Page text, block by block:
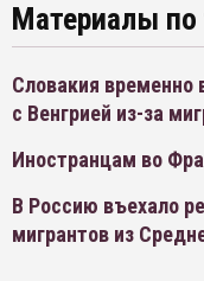
Материалы по
Словакия временно
с Венгрией из-за
Иностранцам во
В Россию въехало
мигрантов из